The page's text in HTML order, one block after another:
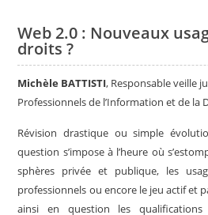
Web 2.0 : Nouveaux
droits ?
Michèle BATTISTI, Responsable veille
Professionnels de l’Information et de la
Révision drastique ou simple
question s’impose à l’heure où
sphères privée et publique, les
professionnels ou encore le jeu actif et
ainsi en question les qualifications